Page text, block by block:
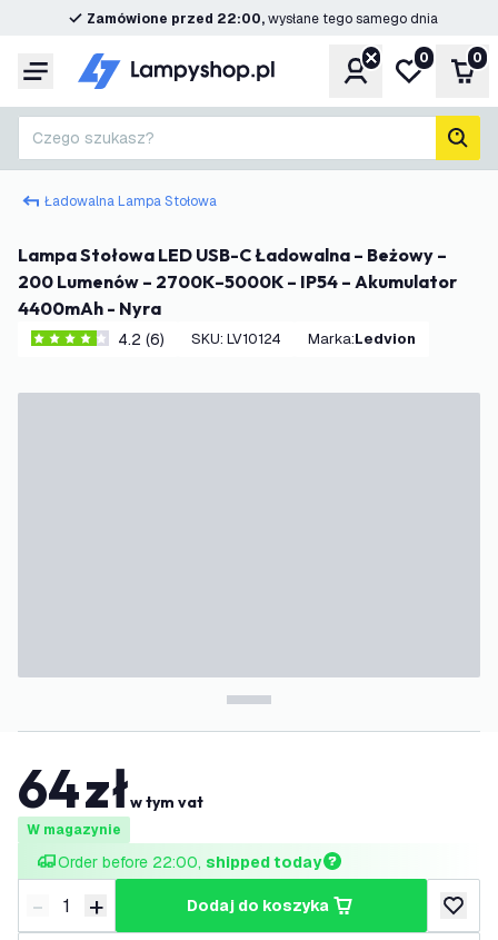
Zamówione przed 22:00,wysłane tego samego dnia
Menu KontoMoja lista
0 0
Czego szukasz?
Ładowalna Lampa Stołowa
Lampa Stołowa LED USB-C Ładowalna – Beżowy –
200 Lumenów – 2700K–5000K – IP54 – Akumulator
4400mAh - Nyra
4.2 Gwiazdki oceny
4.2 (6) SKU: LV10124 Marka: Ledvion
64złw tym vat
W magazynie
Order before 22:00, shipped today
Zmniejsz ilość
- Zwiększ ilość
+ dodaj do koszyka
dodaj